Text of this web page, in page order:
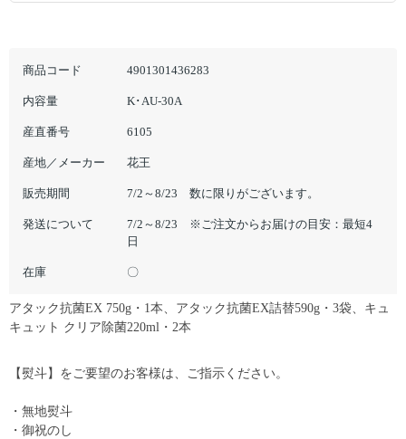
商品コード 4901301436283
内容量 K･AU-30A
産直番号 6105
産地／メーカー 花王
販売期間 7/2～8/23 数に限りがございます。
発送について
7/2～8/23 ※ご注文からお届けの目安：最短4
日
在庫 〇
アタック抗菌EX 750g・1本、アタック抗菌EX詰替590g・3袋、キュ
キュット クリア除菌220ml・2本
【熨斗】をご要望のお客様は、ご指示ください。
・無地熨斗
・御祝のし